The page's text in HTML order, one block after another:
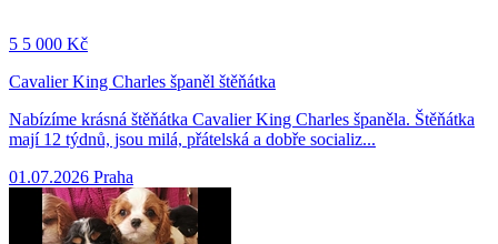
5 5 000 Kč
Cavalier King Charles španěl štěňátka
Nabízíme krásná štěňátka Cavalier King Charles španěla. Štěňátka
mají 12 týdnů, jsou milá, přátelská a dobře socializ...
01.07.2026 Praha